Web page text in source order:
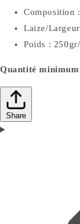
Composition
Laize/
Poids : 250gr/
Quantité
Share